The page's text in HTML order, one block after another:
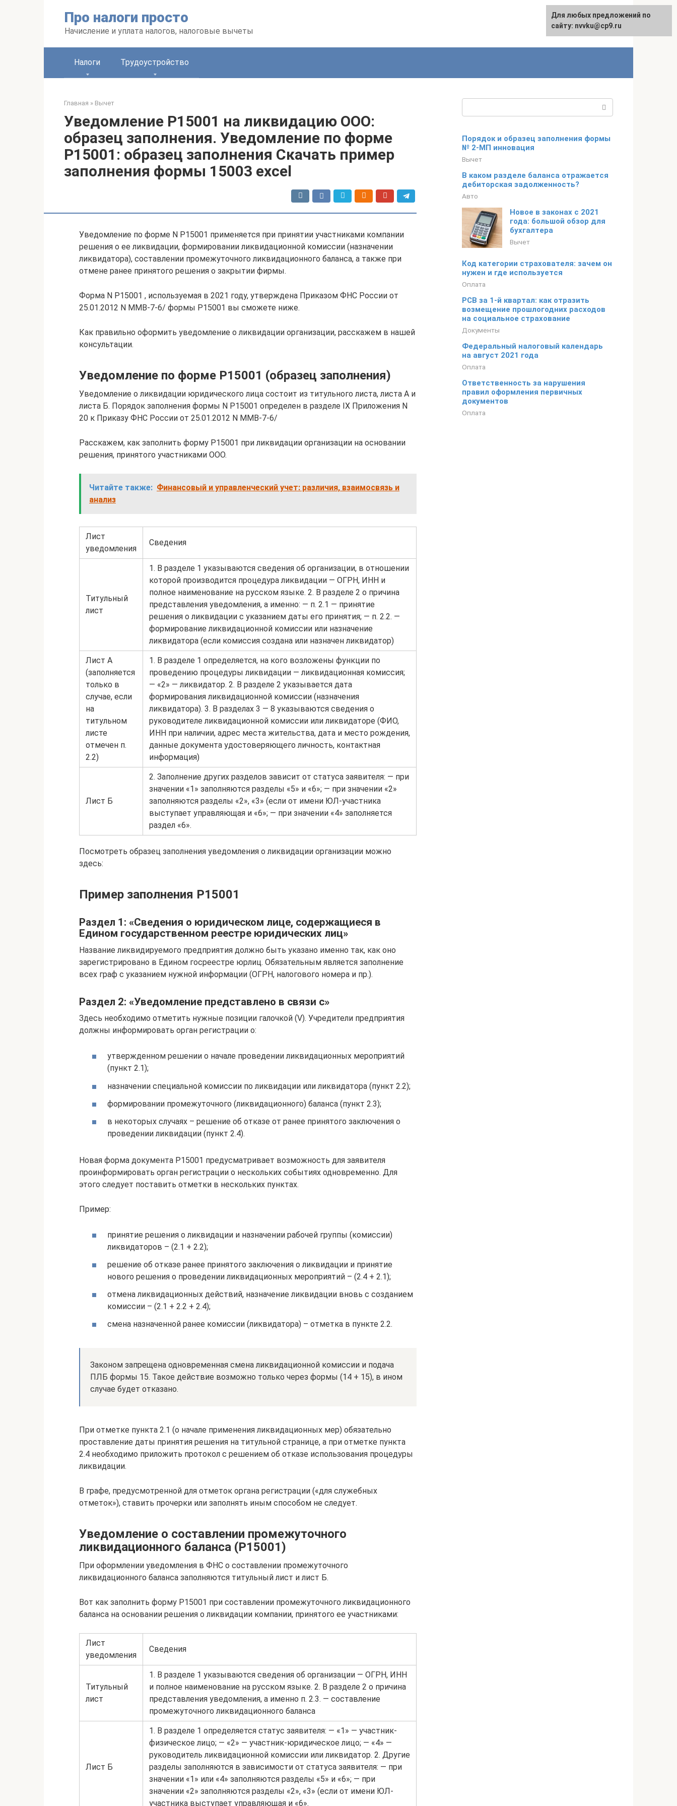
Про налоги просто
Начисление и уплата налогов, налоговые вычеты
English
Налоги Трудоустройство
Главная » Вычет
Уведомление Р15001 на ликвидацию ООО:
образец заполнения. Уведомление по форме
Р15001: образец заполнения Скачать пример
заполнения формы 15003 excel
Уведомление по форме N Р15001 применяется при принятии участниками компании
решения о ее ликвидации, формировании ликвидационной комиссии (назначении
ликвидатора), составлении промежуточного ликвидационного баланса, а также при
отмене ранее принятого решения о закрытии фирмы.
Форма N Р15001 , используемая в 2021 году, утверждена Приказом ФНС России от
25.01.2012 N ММВ-7-6/ формы Р15001 вы сможете ниже.
Как правильно оформить уведомление о ликвидации организации, расскажем в нашей
консультации.
Уведомление по форме Р15001 (образец заполнения)
Уведомление о ликвидации юридического лица состоит из титульного листа, листа А и
листа Б. Порядок заполнения формы N Р15001 определен в разделе IX Приложения N
20 к Приказу ФНС России от 25.01.2012 N ММВ-7-6/
Расскажем, как заполнить форму Р15001 при ликвидации организации на основании
решения, принятого участниками ООО.
Читайте также: Финансовый и управленческий учет: различия, взаимосвязь и
анализ
Лист
уведомления
Сведения
Титульный
лист
1. В разделе 1 указываются сведения об организации, в отношении
которой производится процедура ликвидации — ОГРН, ИНН и
полное наименование на русском языке. 2. В разделе 2 о причина
представления уведомления, а именно: — п. 2.1 — принятие
решения о ликвидации с указанием даты его принятия; — п. 2.2. —
формирование ликвидационной комиссии или назначение
ликвидатора (если комиссия создана или назначен ликвидатор)
Лист А
(заполняется
только в
случае, если
на
титульном
листе
отмечен п.
2.2)
1. В разделе 1 определяется, на кого возложены функции по
проведению процедуры ликвидации — ликвидационная комиссия;
— «2» — ликвидатор. 2. В разделе 2 указывается дата
формирования ликвидационной комиссии (назначения
ликвидатора). 3. В разделах 3 — 8 указываются сведения о
руководителе ликвидационной комиссии или ликвидаторе (ФИО,
ИНН при наличии, адрес места жительства, дата и место рождения,
данные документа удостоверяющего личность, контактная
информация)
Лист Б
2. Заполнение других разделов зависит от статуса заявителя: — при
значении «1» заполняются разделы «5» и «6»; — при значении «2»
заполняются разделы «2», «3» (если от имени ЮЛ-участника
выступает управляющая и «6»; — при значении «4» заполняется
раздел «6».
Посмотреть образец заполнения уведомления о ликвидации организации можно
здесь:
Пример заполнения Р15001
Раздел 1: «Сведения о юридическом лице, содержащиеся в
Едином государственном реестре юридических лиц»
Название ликвидируемого предприятия должно быть указано именно так, как оно
зарегистрировано в Едином госреестре юрлиц. Обязательным является заполнение
всех граф с указанием нужной информации (ОГРН, налогового номера и пр.).
Раздел 2: «Уведомление представлено в связи с»
Здесь необходимо отметить нужные позиции галочкой (V). Учредители предприятия
должны информировать орган регистрации о:
утвержденном решении о начале проведении ликвидационных мероприятий
(пункт 2.1);
назначении специальной комиссии по ликвидации или ликвидатора (пункт 2.2);
формировании промежуточного (ликвидационного) баланса (пункт 2.3);
в некоторых случаях – решение об отказе от ранее принятого заключения о
проведении ликвидации (пункт 2.4).
Новая форма документа Р15001 предусматривает возможность для заявителя
проинформировать орган регистрации о нескольких событиях одновременно. Для
этого следует поставить отметки в нескольких пунктах.
Пример:
принятие решения о ликвидации и назначении рабочей группы (комиссии)
ликвидаторов – (2.1 + 2.2);
решение об отказе ранее принятого заключения о ликвидации и принятие
нового решения о проведении ликвидационных мероприятий – (2.4 + 2.1);
отмена ликвидационных действий, назначение ликвидации вновь с созданием
комиссии – (2.1 + 2.2 + 2.4);
смена назначенной ранее комиссии (ликвидатора) – отметка в пункте 2.2.
Законом запрещена одновременная смена ликвидационной комиссии и подача
ПЛБ формы 15. Такое действие возможно только через формы (14 + 15), в ином
случае будет отказано.
При отметке пункта 2.1 (о начале применения ликвидационных мер) обязательно
проставление даты принятия решения на титульной странице, а при отметке пункта
2.4 необходимо приложить протокол с решением об отказе использования процедуры
ликвидации.
В графе, предусмотренной для отметок органа регистрации («для служебных
отметок»), ставить прочерки или заполнять иным способом не следует.
Уведомление о составлении промежуточного
ликвидационного баланса (Р15001)
При оформлении уведомления в ФНС о составлении промежуточного
ликвидационного баланса заполняются титульный лист и лист Б.
Вот как заполнить форму Р15001 при составлении промежуточного ликвидационного
баланса на основании решения о ликвидации компании, принятого ее участниками:
Лист
уведомления
Сведения
Титульный
лист
1. В разделе 1 указываются сведения об организации — ОГРН, ИНН
и полное наименование на русском языке. 2. В разделе 2 о причина
представления уведомления, а именно п. 2.3. — составление
промежуточного ликвидационного баланса
Лист Б
1. В разделе 1 определяется статус заявителя: — «1» — участник-
физическое лицо; — «2» — участник-юридическое лицо; — «4» —
руководитель ликвидационной комиссии или ликвидатор. 2. Другие
разделы заполняются в зависимости от статуса заявителя: — при
значении «1» или «4» заполняются разделы «5» и «6»; — при
значении «2» заполняются разделы «2», «3» (если от имени ЮЛ-
участника выступает управляющая и «6».
Порядок и образец заполнения формы
№ 2-МП инновация
Вычет
В каком разделе баланса отражается
дебиторская задолженность?
Авто
Новое в законах с 2021
года: большой обзор для
бухгалтера
Вычет
Код категории страхователя: зачем он
нужен и где используется
Оплата
РСВ за 1-й квартал: как отразить
возмещение прошлогодних расходов
на социальное страхование
Документы
Федеральный налоговый календарь
на август 2021 года
Оплата
Ответственность за нарушения
правил оформления первичных
документов
Оплата
Для любых предложений по
сайту: nvvku@cp9.ru